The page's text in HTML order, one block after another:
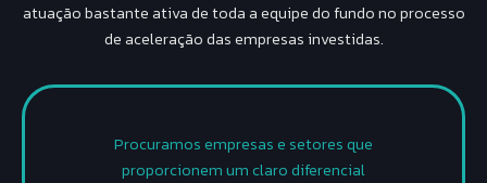
atuação bastante ativa de toda a equipe do fundo no processo
de aceleração das empresas investidas.
Procuramos empresas e setores que
proporcionem um claro diferencial